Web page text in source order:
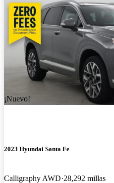
¡Nuevo!
2023 Hyundai Santa Fe
Calligraphy AWD 28,292 millas